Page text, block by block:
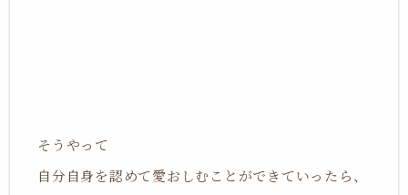
そうやって
自分自身を認めて愛おしむことができていったら、